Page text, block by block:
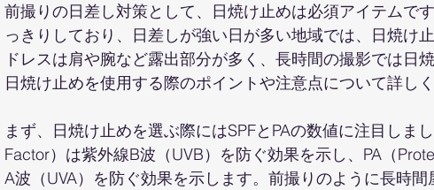
前撮りの日差し対策として、日焼け止めは必須アイテムで
っきりしており、日差しが強い日が多い地域では、日焼け
ドレスは肩や腕など露出部分が多く、長時間の撮影では日
日焼け止めを使用する際のポイントや注意点について詳しく
まず、日焼け止めを選ぶ際にはSPFとPAの数値に注目しま
Factor）は紫外線B波（UVB）を防ぐ効果を示し、PA（
A波（UVA）を防ぐ効果を示します。前撮りのように長時間